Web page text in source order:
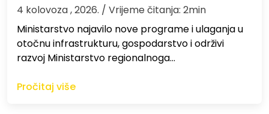
4 kolovoza , 2026. / Vrijeme čitanja: 2min
Ministarstvo najavilo nove programe i ulaganja u
otočnu infrastrukturu, gospodarstvo i održivi
razvoj Ministarstvo regionalnoga…
Pročitaj više